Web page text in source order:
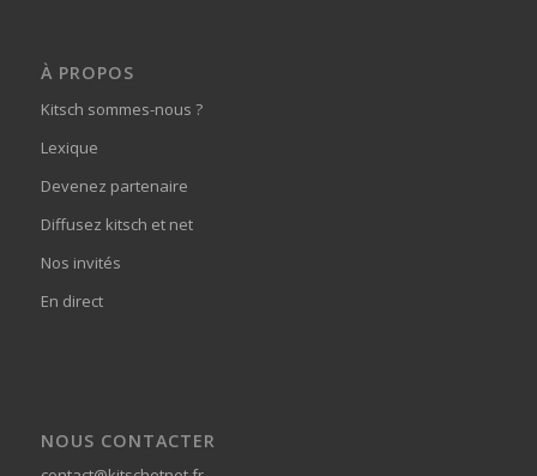
À PROPOS
Kitsch sommes-nous ?
Lexique
Devenez partenaire
Diffusez kitsch et net
Nos invités
En direct
NOUS CONTACTER